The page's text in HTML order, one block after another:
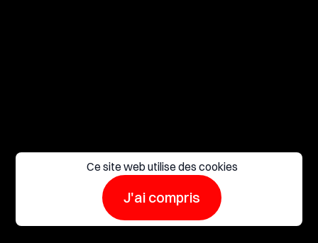
Ce site web utilise des cookies
J'ai compris